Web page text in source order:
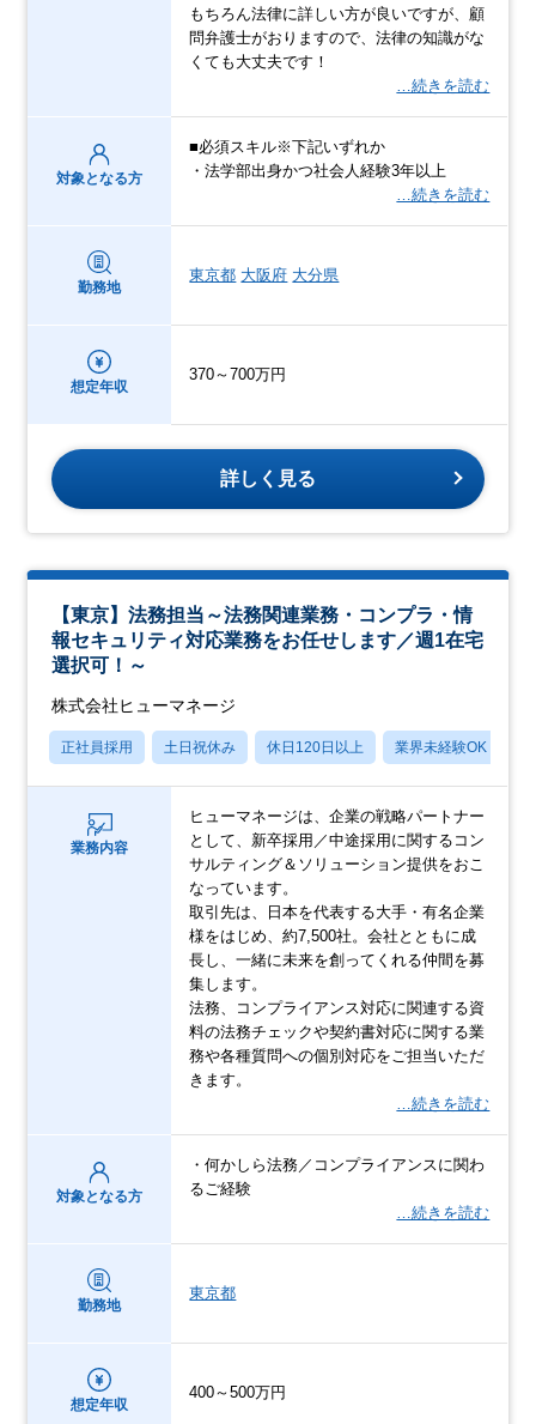
もちろん法律に詳しい方が良いですが、顧
問弁護士がおりますので、法律の知識がな
くても大丈夫です！
…続きを読む
対象となる方
■必須スキル※下記いずれか
・法学部出身かつ社会人経験3年以上
…続きを読む
勤務地
東京都 大阪府 大分県
想定年収
370～700万円
詳しく見る
【東京】法務担当～法務関連業務・コンプラ・情
報セキュリティ対応業務をお任せします／週1在宅
選択可！～
株式会社ヒューマネージ
正社員採用 土日祝休み 休日120日以上 業界未経験OK
業務内容
ヒューマネージは、企業の戦略パートナー
として、新卒採用／中途採用に関するコン
サルティング＆ソリューション提供をおこ
なっています。
取引先は、日本を代表する大手・有名企業
様をはじめ、約7,500社。会社とともに成
長し、一緒に未来を創ってくれる仲間を募
集します。
法務、コンプライアンス対応に関連する資
料の法務チェックや契約書対応に関する業
務や各種質問への個別対応をご担当いただ
きます。
…続きを読む
対象となる方
・何かしら法務／コンプライアンスに関わ
るご経験
…続きを読む
勤務地
東京都
想定年収
400～500万円